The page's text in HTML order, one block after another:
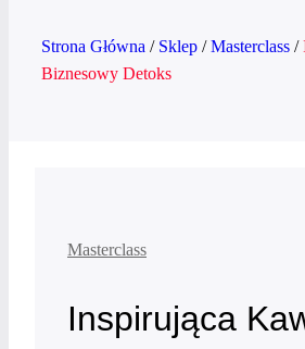
Strona Główna / Sklep / Masterclass /
Biznesowy Detoks
Masterclass
Inspirująca